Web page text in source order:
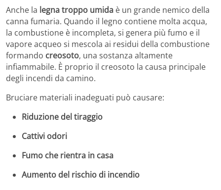
Anche la legna troppo umida è un grande nemico della
canna fumaria. Quando il legno contiene molta acqua,
la combustione è incompleta, si genera più fumo e il
vapore acqueo si mescola ai residui della combustione
formando creosoto, una sostanza altamente
infiammabile. È proprio il creosoto la causa principale
degli incendi da camino.
Bruciare materiali inadeguati può causare:
Riduzione del tiraggio
Cattivi odori
Fumo che rientra in casa
Aumento del rischio di incendio